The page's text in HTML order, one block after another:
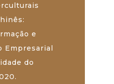
e
Empresarial
do